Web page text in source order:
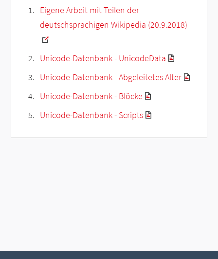
Eigene Arbeit mit Teilen der
deutschsprachigen Wikipedia (20.9.2018)
Unicode-Datenbank - UnicodeData
Unicode-Datenbank - Abgeleitetes Alter
Unicode-Datenbank - Blöcke
Unicode-Datenbank - Scripts